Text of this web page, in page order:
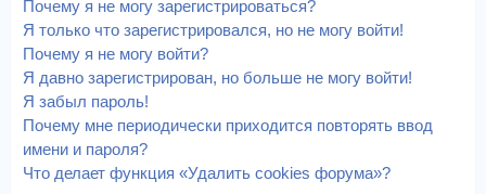
Почему я не могу зарегистрироваться?
Я только что зарегистрировался, но не могу войти!
Почему я не могу войти?
Я давно зарегистрирован, но больше не могу войти!
Я забыл пароль!
Почему мне периодически приходится повторять ввод
имени и пароля?
Что делает функция «Удалить cookies форума»?